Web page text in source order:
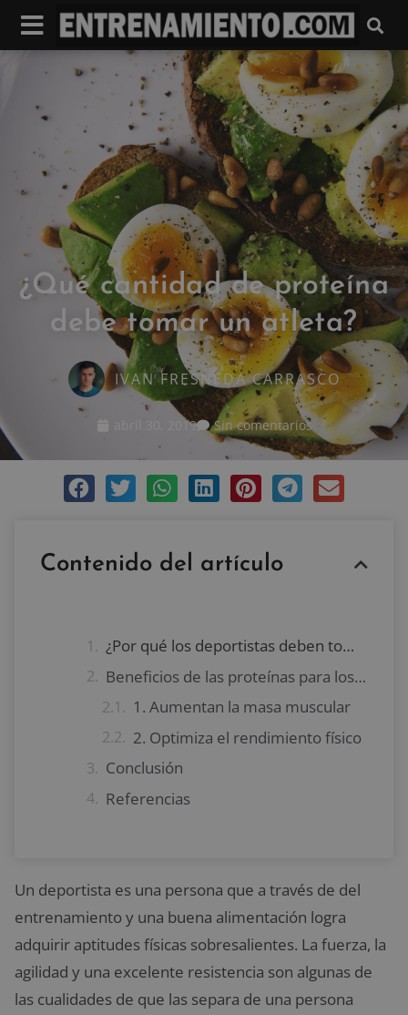
¿Qué cantidad de proteína
debe tomar un atleta?
IVAN FRESNEDA CARRASCO
abril 30, 2019 Sin comentarios
Contenido del artículo
¿Por qué los deportistas deben tomar proteína?
Beneficios de las proteínas para los atletas
1. Aumentan la masa muscular
2. Optimiza el rendimiento físico
Conclusión
Referencias
Un deportista es una persona que a través de del
entrenamiento y una buena alimentación logra
adquirir aptitudes físicas sobresalientes. La fuerza, la
agilidad y una excelente resistencia son algunas de
las cualidades de que las separa de una persona